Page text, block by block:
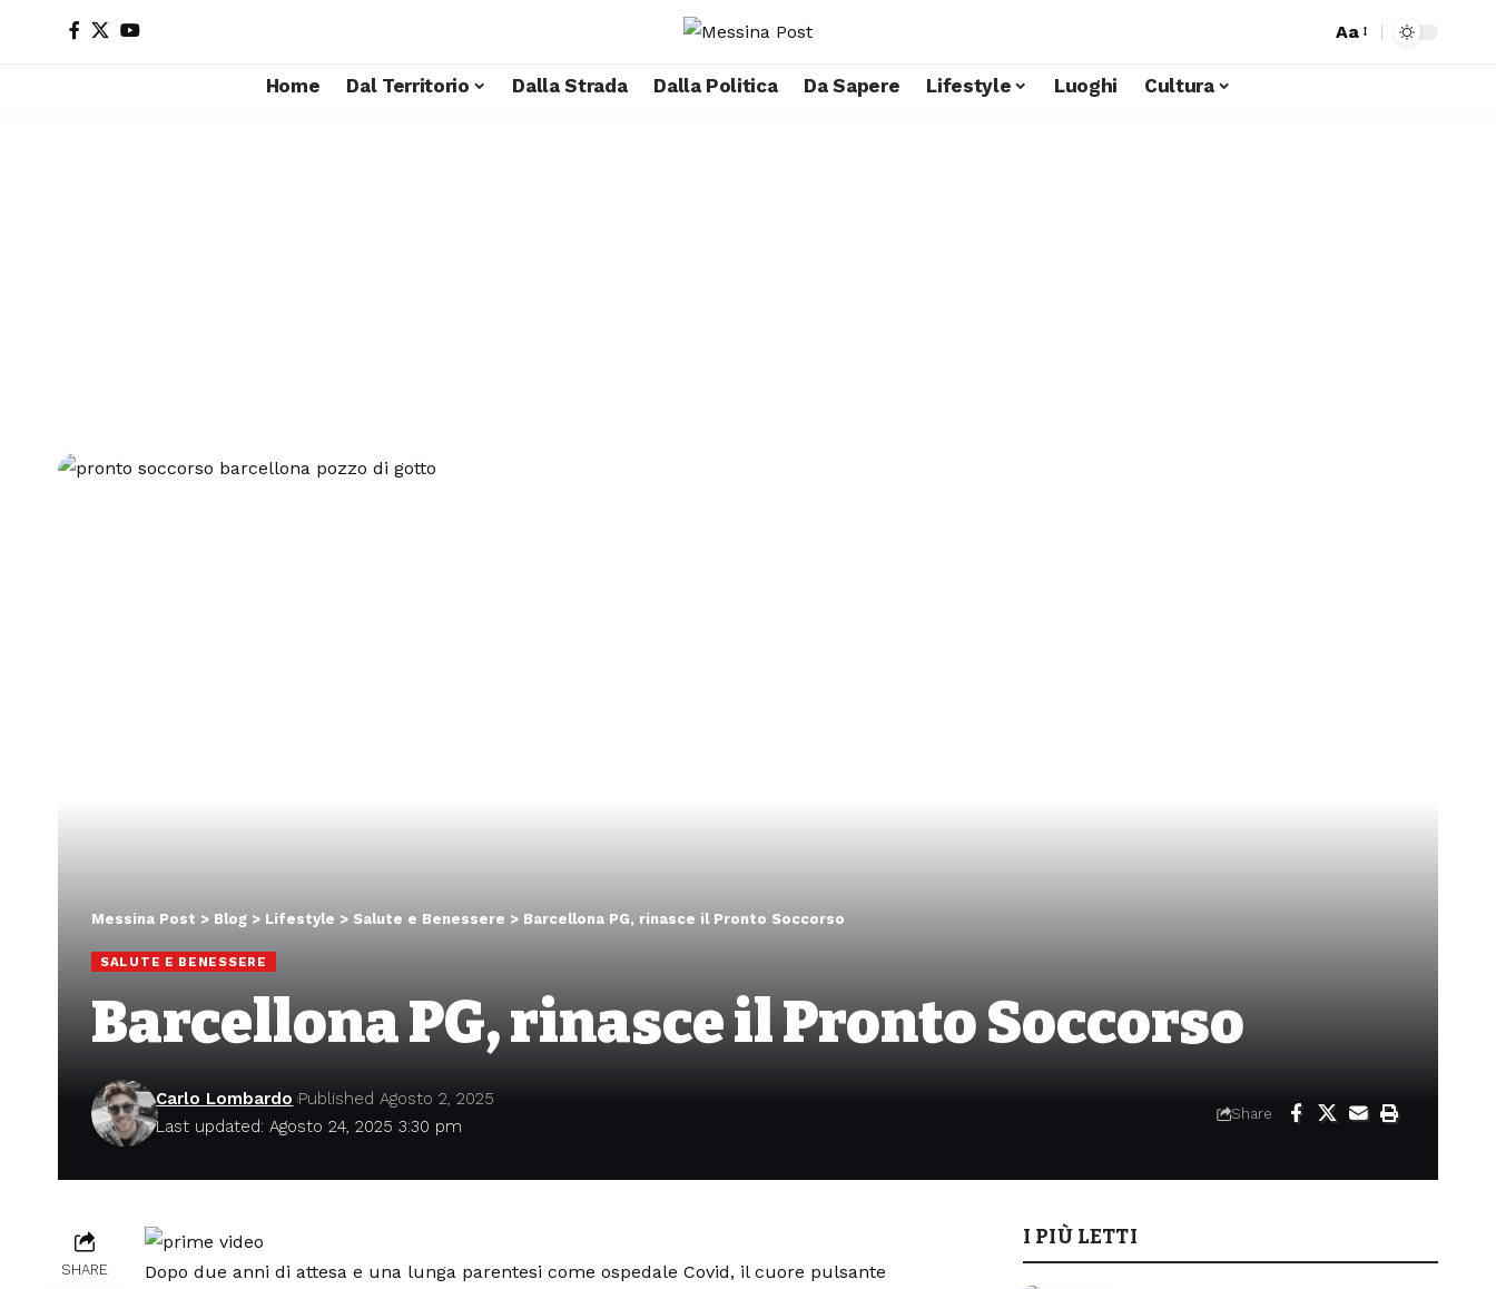
Aa
Home Dal Territorio Dalla Strada Dalla Politica Da Sapere Lifestyle Luoghi Cultura
Messina Post > Blog > Lifestyle > Salute e Benessere > Barcellona PG, rinasce il Pronto Soccorso
SALUTE E BENESSERE
Barcellona PG, rinasce il Pronto Soccorso
Last updated: Agosto 24, 2025 3:30 pm
Carlo Lombardo Published Agosto 2, 2025
Share
SHARE
Dopo due anni di attesa e una lunga parentesi come ospedale Covid, il cuore pulsante
I PIÙ LETTI